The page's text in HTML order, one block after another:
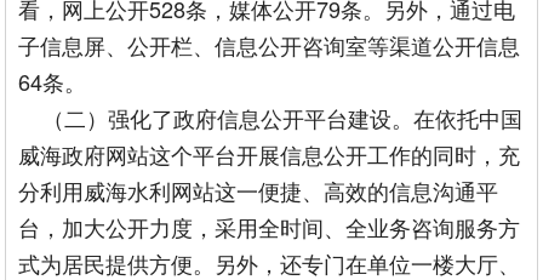
看，网上公开528条，媒体公开79条。另外，通过电
子信息屏、公开栏、信息公开咨询室等渠道公开信息
64条。
（二）强化了政府信息公开平台建设。在依托中国
威海政府网站这个平台开展信息公开工作的同时，充
分利用威海水利网站这一便捷、高效的信息沟通平
台，加大公开力度，采用全时间、全业务咨询服务方
式为居民提供方便。另外，还专门在单位一楼大厅、